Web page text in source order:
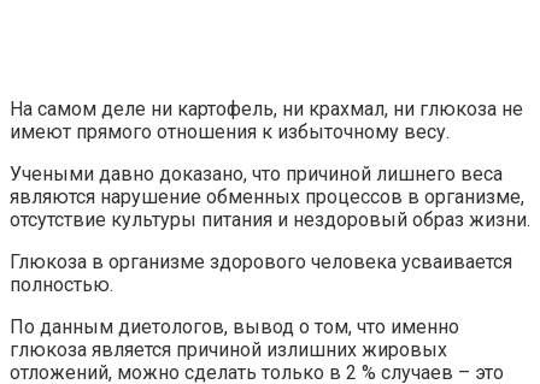
На самом деле ни картофель, ни крахмал, ни глюкоза не
имеют прямого отношения к избыточному весу.
Учеными давно доказано, что причиной лишнего веса
являются нарушение обменных процессов в организме,
отсутствие культуры питания и нездоровый образ жизни.
Глюкоза в организме здорового человека усваивается
полностью.
По данным диетологов, вывод о том, что именно
глюкоза является причиной излишних жировых
отложений, можно сделать только в 2 % случаев – это